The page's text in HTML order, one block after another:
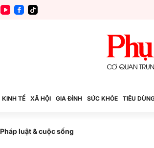
KINH TẾ XÃ HỘI GIA ĐÌNH SỨC KHỎE TIÊU
Pháp luật & cuộc sống